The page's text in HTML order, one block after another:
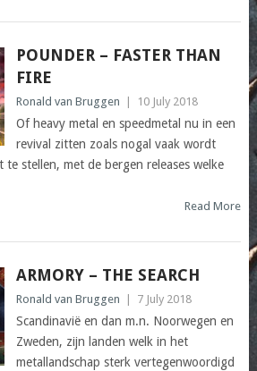
POUNDER – FASTER THAN
FIRE
Ronald van Bruggen 10 July 2018
Of heavy metal en speedmetal nu in een
revival zitten zoals nogal vaak wordt
te stellen, met de bergen releases welke
Read More
ARMORY – THE SEARCH
Ronald van Bruggen 7 July 2018
Scandinavië en dan m.n. Noorwegen en
Zweden, zijn landen welk in het
metallandschap sterk vertegenwoordigd